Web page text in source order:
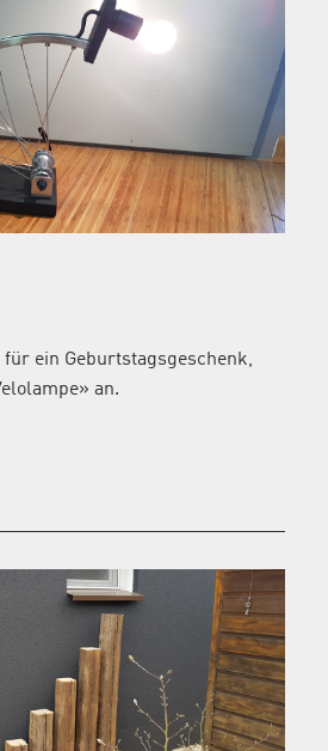
ein Geburtstagsgeschenk,
an.